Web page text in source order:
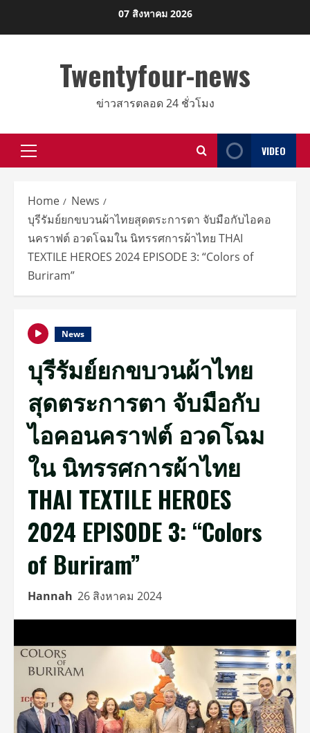
07 สิงหาคม 2026
Twentyfour-news
ข่าวสารตลอด 24 ชั่วโมง
Primary
VIDEO
Home
News
บุรีรัมย์ยกขบวนผ้าไทยสุดตระการตา จับมือกับไอคอ
นคราฟต์ อวดโฉมใน นิทรรศการผ้าไทย THAI
TEXTILE HEROES 2024 EPISODE 3: “Colors of
Buriram”
News
บุรีรัมย์ยกขบวนผ้าไทย
สุดตระการตา จับมือกับ
ไอคอนคราฟต์ อวดโฉม
ใน นิทรรศการผ้าไทย
THAI TEXTILE HEROES
2024 EPISODE 3: “Colors
of Buriram”
Hannah 26 สิงหาคม 2024